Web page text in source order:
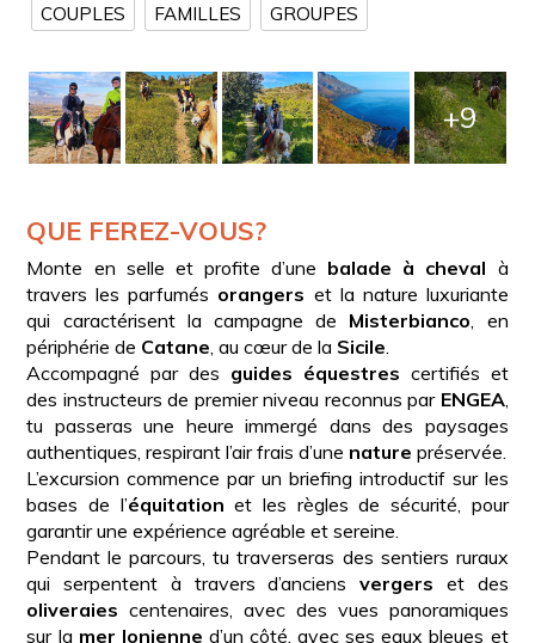
COUPLES
FAMILLES GROUPES
+9
QUE FEREZ-VOUS?
Monte en selle et profite d’une balade à cheval à
travers les parfumés orangers et la nature luxuriante
qui caractérisent la campagne de Misterbianco , en
périphérie de Catane , au cœur de la Sicile
Accompagné par des guides équestres certifiés et
des instructeurs de premier niveau reconnus par ENGEA,
tu passeras une heure immergé dans des paysages
authentiques, respirant l’air frais d’une nature préservée.
L’excursion commence par un briefing introductif sur les
bases de l’équitation et les règles de sécurité, pour
garantir une expérience agréable et sereine.
Pendant le parcours, tu traverseras des sentiers ruraux
qui serpentent à travers d’anciensvergers et des
oliveraies centenaires, avec des vues panoramiques
sur la mer Ionienne d’un côté, avec ses eaux bleues et